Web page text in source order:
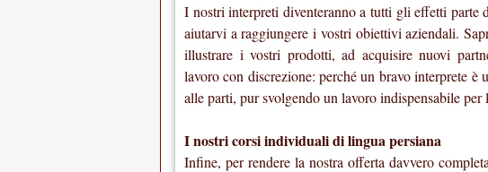
I nostri interpreti diventeranno a tutti gli effetti parte
aiutarvi a raggiungere i vostri obiettivi aziendali.
illustrare i vostri prodotti, ad acquisire nuovi
lavoro con discrezione: perché un bravo interprete è
alle parti, pur svolgendo un lavoro indispensabile per
I nostri corsi individuali di lingua persiana
Infine, per rendere la nostra offerta davvero